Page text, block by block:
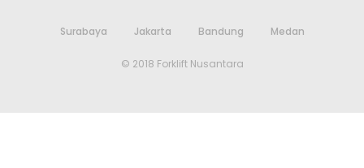
Surabaya Jakarta Bandung Medan
© 2018 Forklift Nusantara